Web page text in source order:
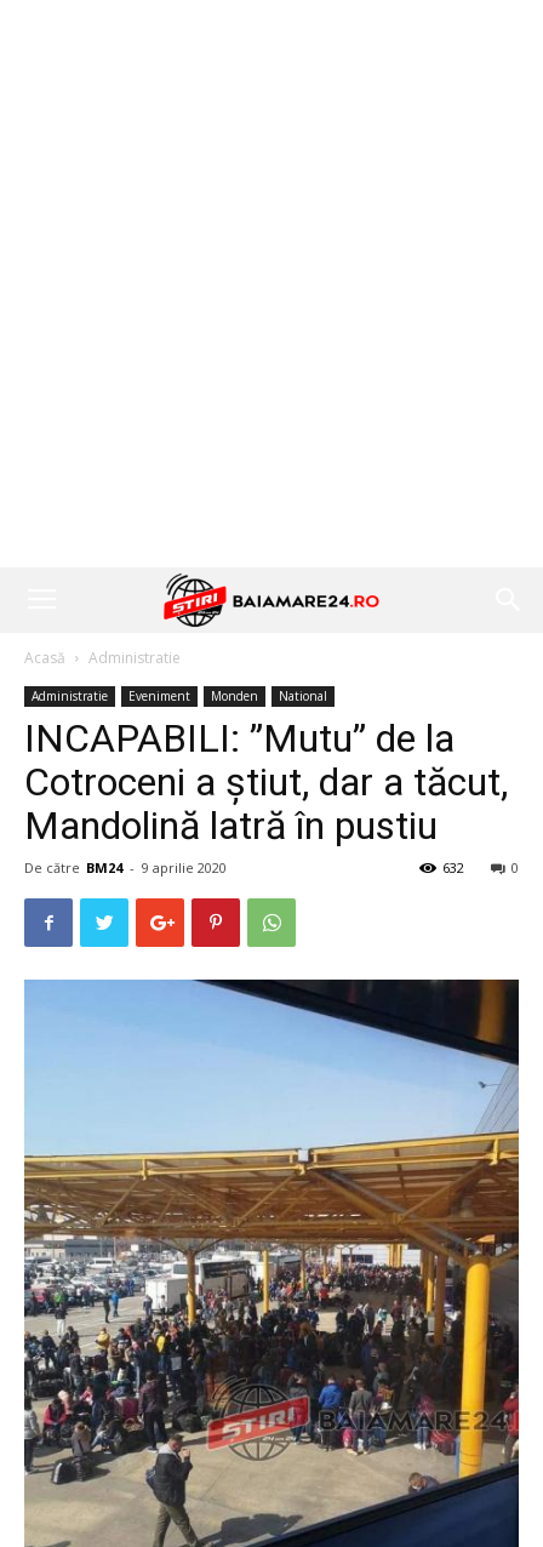
Acasă Administratie
Administratie Eveniment Monden National
INCAPABILI: ”Mutu” de la
Cotroceni a știut, dar a tăcut,
Mandolină latră în pustiu
De către BM24 - 9 aprilie 2020 0
632